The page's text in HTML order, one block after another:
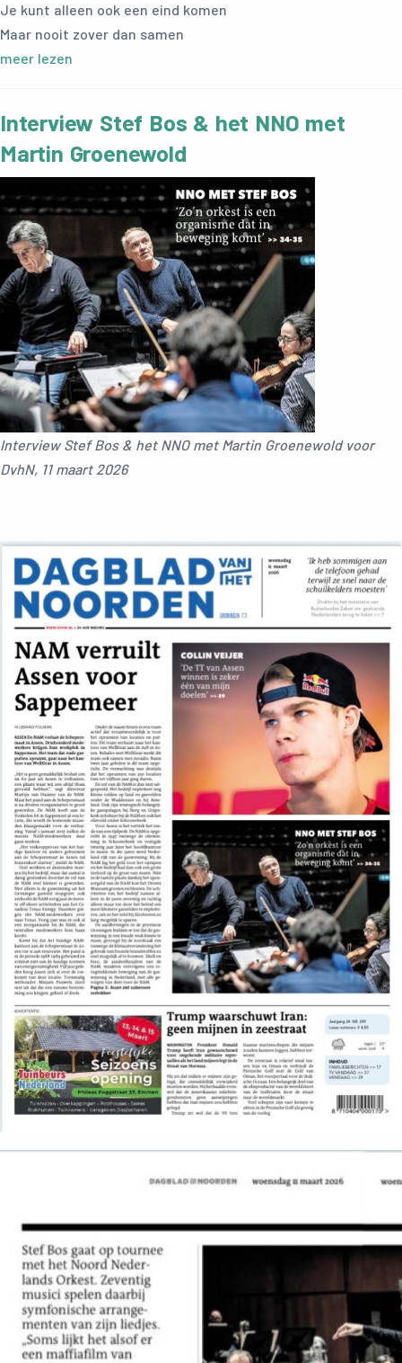
Je kunt alleen ook een eind komen
Maar nooit zover dan samen
meer lezen
Interview Stef Bos & het NNO met
Martin Groenewold
Interview Stef Bos & het NNO met Martin Groenewold voor
DvhN, 11 maart 2026